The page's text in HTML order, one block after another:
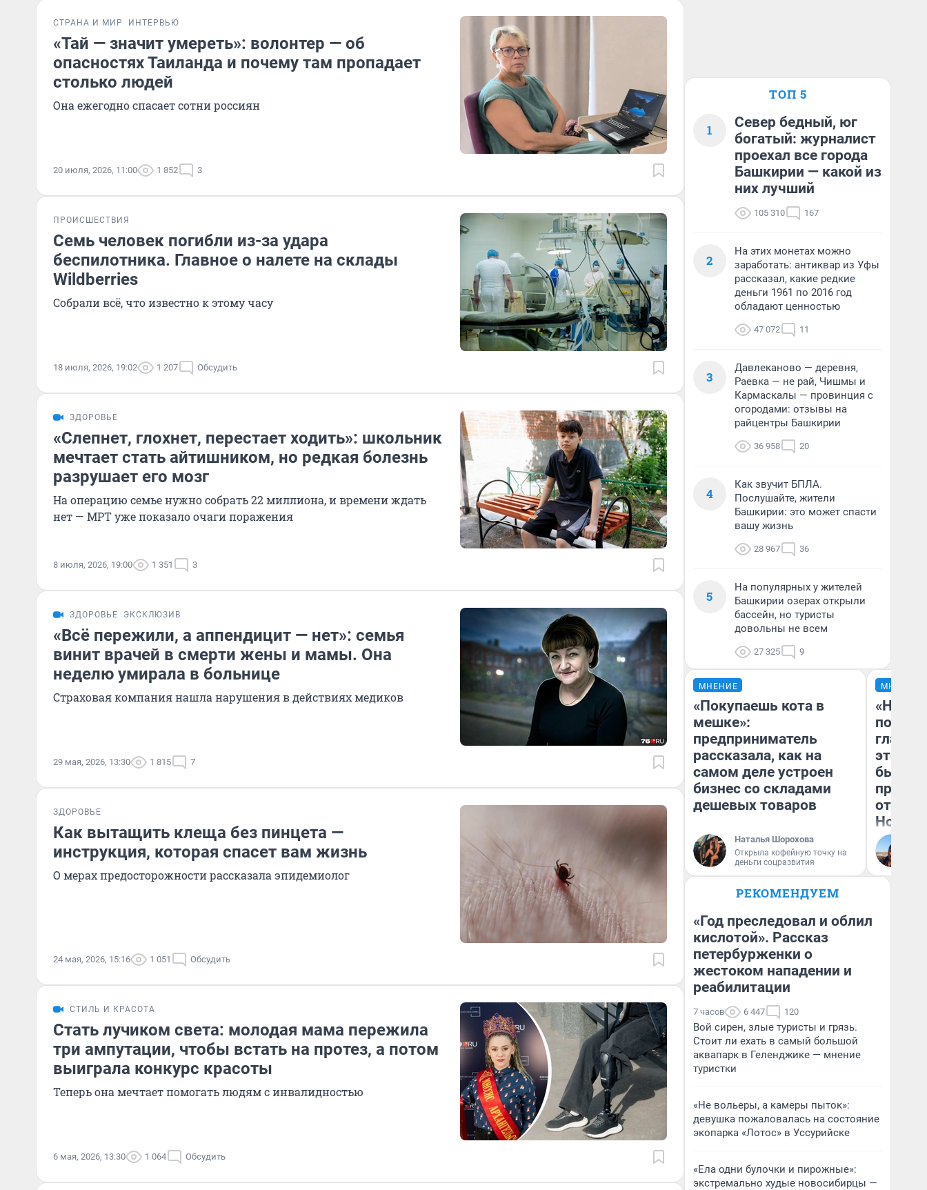
СТРАНА И МИР ИНТЕРВЬЮ
«Тай — значит умереть»: волонтер — об
опасностях Таиланда и почему там пропадает
столько людей
Она ежегодно спасает сотни россиян
20 июля, 2026, 11:00 1 852 3
ПРОИСШЕСТВИЯ
Семь человек погибли из-за удара
беспилотника. Главное о налете на склады
Wildberries
Собрали всё, что известно к этому часу
18 июля, 2026, 19:02 1 207 Обсудить
ЗДОРОВЬЕ
«Слепнет, глохнет, перестает ходить»: школьник
мечтает стать айтишником, но редкая болезнь
разрушает его мозг
На операцию семье нужно собрать 22 миллиона, и времени ждать
нет — МРТ уже показало очаги поражения
8 июля, 2026, 19:00 1 351 3
ЗДОРОВЬЕ ЭКСКЛЮЗИВ
«Всё пережили, а аппендицит — нет»: семья
винит врачей в смерти жены и мамы. Она
неделю умирала в больнице
Страховая компания нашла нарушения в действиях медиков
29 мая, 2026, 13:30 1 815 7
ЗДОРОВЬЕ
Как вытащить клеща без пинцета —
инструкция, которая спасет вам жизнь
О мерах предосторожности рассказала эпидемиолог
24 мая, 2026, 15:16 1 051 Обсудить
СТИЛЬ И КРАСОТА
Стать лучиком света: молодая мама пережила
три ампутации, чтобы встать на протез, а потом
выиграла конкурс красоты
Теперь она мечтает помогать людям с инвалидностью
6 мая, 2026, 13:30 1 064 Обсудить
ТОП 5
1
Север бедный, юг
богатый: журналист
проехал все города
Башкирии — какой из
них лучший
105 310 167
2
На этих монетах можно
заработать: антиквар из Уфы
рассказал, какие редкие
деньги 1961 по 2016 год
обладают ценностью
47 072 11
3
Давлеканово — деревня,
Раевка — не рай, Чишмы и
Кармаскалы — провинция с
огородами: отзывы на
райцентры Башкирии
36 958 20
4
Как звучит БПЛА.
Послушайте, жители
Башкирии: это может спасти
вашу жизнь
28 967 36
5
На популярных у жителей
Башкирии озерах открыли
бассейн, но туристы
довольны не всем
27 325 9
МНЕНИЕ
«Покупаешь кота в
мешке»:
предприниматель
рассказала, как на
самом деле устроен
бизнес со складами
дешевых товаров
Наталья Шорохова
Открыла кофейную точку на
деньги соцразвития
МНЕНИЕ
этого
бьет
отзыв
Нолана
РЕКОМЕНДУЕМ
«Год преследовал и облил
кислотой». Рассказ
петербурженки о
жестоком нападении и
реабилитации
7 часов 6 447 120
Вой сирен, злые туристы и грязь.
Стоит ли ехать в самый большой
аквапарк в Геленджике — мнение
туристки
«Не вольеры, а камеры пыток»:
девушка пожаловалась на состояние
экопарка «Лотос» в Уссурийске
«Ела одни булочки и пирожные»:
экстремально худые новосибирцы —